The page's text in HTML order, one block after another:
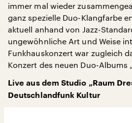
immer mal wieder
ganz spezielle Duo-Klangfarbe
aktuell anhand von Jazz-
ungewöhnliche Art und Weise
Funkhauskonzert war zugleich
Konzert des neuen Duo-Albums
Live aus dem Studio „Raum
Deutschlandfunk Kultur